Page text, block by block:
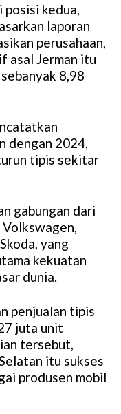
kedua,
laporan
perusahaan,
asal Jerman itu
8,98
dengan 2024,
tipis sekitar
gabungan dari
yang
kekuatan
dunia.
penjualan tipis
juta unit
tersebut,
itu sukses
produsen mobil